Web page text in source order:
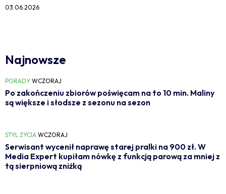
03.06.2026
Najnowsze
PORADY WCZORAJ
Po zakończeniu zbiorów poświęcam na to 10 min. Maliny
są większe i słodsze z sezonu na sezon
STYL ŻYCIA WCZORAJ
Serwisant wycenił naprawę starej pralki na 900 zł. W
Media Expert kupiłam nówkę z funkcją parową za mniej z
tą sierpniową zniżką